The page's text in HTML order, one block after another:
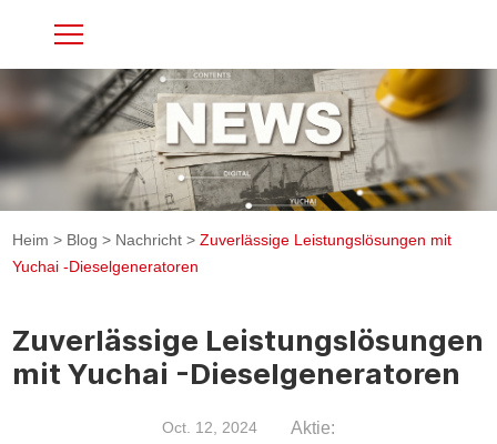
Heim > Blog > Nachricht >Zuverlässige Leistungslösungen mit
Yuchai -Dieselgeneratoren
Zuverlässige Leistungslösungen
mit Yuchai -Dieselgeneratoren
Oct. 12, 2024 Aktie: